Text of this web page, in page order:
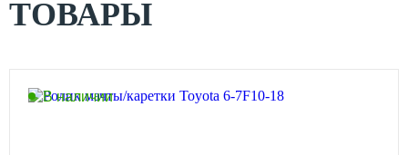
ТОВАРЫ
В наличии